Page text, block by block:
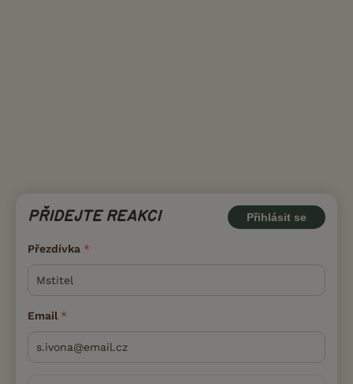
PŘIDEJTE REAKCI Přihlásit se
Přezdívka
Email